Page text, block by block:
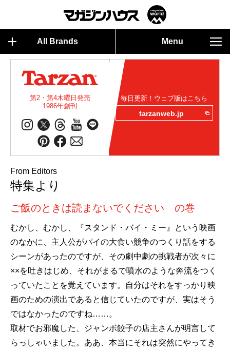
All Brands Menu
第2・第4木曜日発売
1986年創刊
毎日更新！ウェブ版はこちら
tarzanweb.jp
From Editors
特集より
ご飯のときは読まないでください の巻
むかし、むかし、『スタンド・バイ・ミー』という映画
のなかに、主人公がパイの大食い競争のつくり話をする
シーンがあったのですが、その劇中劇の挑戦者が次々に
××を吐きはじめ、それがまるで噴水のような奔流をつく
っていたことを覚えています。自分はそれをすっかり映
画のための演出であると信じていたのですが、実はそう
ではなかったのですね……。
取材でお邪魔した、ジャンボ餃子の店主さんが明言して
らっしゃいました。ああ、本当にそれは突然にやってき